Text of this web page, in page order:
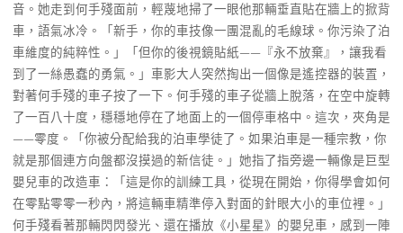
音。她走到何手殘面前，輕蔑地掃了一眼他那輛垂直貼在牆上的掀背
車，語氣冰冷。「新手，你的車技像一團混亂的毛線球。你污染了泊
車維度的純粹性。」「但你的後視鏡貼紙——『永不放棄』，讓我看
到了一絲愚蠢的勇氣。」車影大人突然掏出一個像是遙控器的裝置，
對著何手殘的車子按了一下。何手殘的車子從牆上脫落，在空中旋轉
了一百八十度，穩穩地停在了地面上的一個停車格中。這次，夾角是
——零度。「你被分配給我的泊車學徒了。如果泊車是一種宗教，你
就是那個連方向盤都沒摸過的新信徒。」她指了指旁邊一輛像是巨型
嬰兒車的改造車：「這是你的訓練工具，從現在開始，你得學會如何
在零點零零一秒內，將這輛車精準停入對面的針眼大小的車位裡。」
何手殘看著那輛閃閃發光、還在播放《小星星》的嬰兒車，感到一陣